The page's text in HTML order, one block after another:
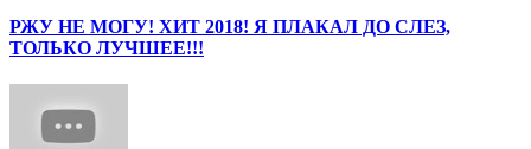
РЖУ НЕ МОГУ! ХИТ 2018! Я ПЛАКАЛ ДО СЛЕЗ,
ТОЛЬКО ЛУЧШЕЕ!!!